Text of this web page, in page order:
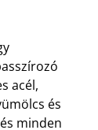
acél,
és
minden